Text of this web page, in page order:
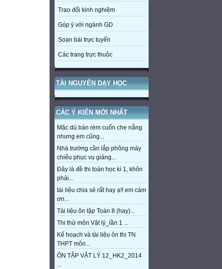
Trao đổi kinh nghiệm
Góp ý với ngành GD
Soạn bài trực tuyến
Các trang trực thuộc
TÀI NGUYÊN DẠY HỌC
CÁC Ý KIẾN MỚI NHẤT
Mặc dù bán rèm cuốn che nắng
nhưng em cũng...
Nhà trường cần lắp phông máy
chiếu phục vụ giảng...
Đây là đề thi toán học kì 1, khôn
phải...
tài liệu chia sẻ rất hay ạ!! em cám
ơn...
Tài liệu ôn tập Toán 8 (hay)...
Thi thử môn Vật lý_lần 1 ...
Kế hoạch và tài liệu ôn thi TN
THPT môn...
ÔN TẬP VẬT LÝ 12_HK2_2014
...